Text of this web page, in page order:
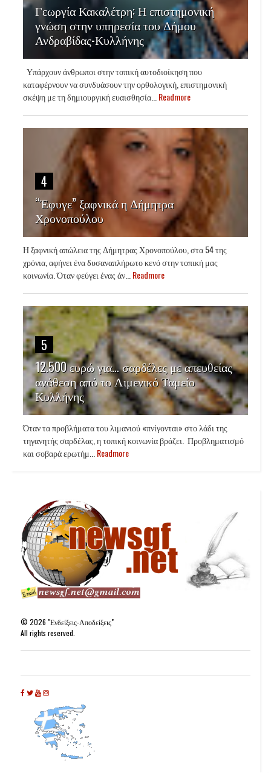
Γεωργία Κακαλέτρη: Η επιστημονική
γνώση στην υπηρεσία του Δήμου
Ανδραβίδας-Κυλλήνης
Υπάρχουν άνθρωποι στην τοπική αυτοδιοίκηση που
καταφέρνουν να συνδυάσουν την ορθολογική, επιστημονική
σκέψη με τη δημιουργική ευαισθησία... Readmore
4
“Έφυγε” ξαφνικά η Δήμητρα
Χρονοπούλου
Η ξαφνική απώλεια της Δήμητρας Χρονοπούλου, στα 54 της
χρόνια, αφήνει ένα δυσαναπλήρωτο κενό στην τοπική μας
κοινωνία. Όταν φεύγει ένας άν... Readmore
5
12.500 ευρώ για… σαρδέλες με απευθείας
ανάθεση από το Λιμενικό Ταμείο
Κυλλήνης
Όταν τα προβλήματα του λιμανιού «πνίγονται» στο λάδι της
τηγανητής σαρδέλας, η τοπική κοινωνία βράζει. Προβληματισμό
και σοβαρά ερωτήμ... Readmore
©2026 "Ενδείξεις-Αποδείξεις"
All rights reserved.